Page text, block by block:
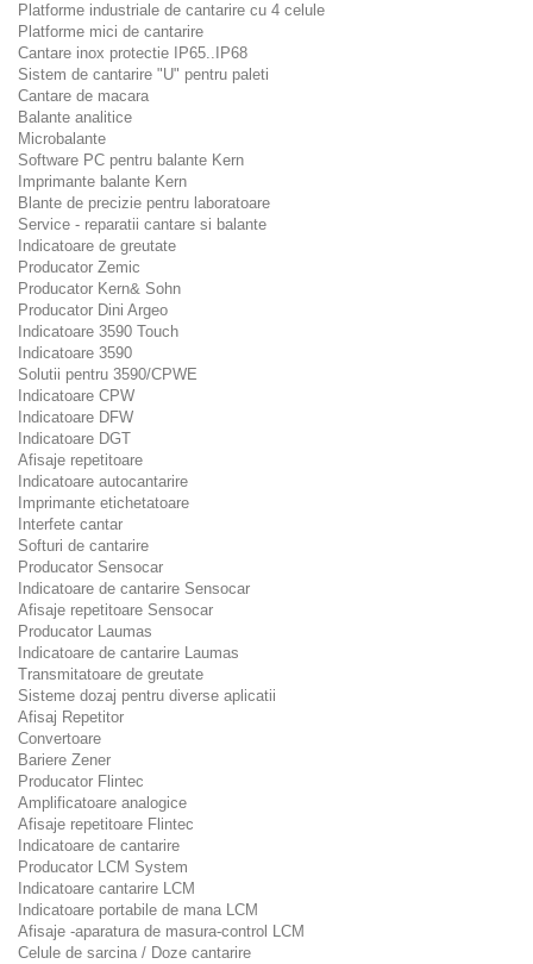
Platforme industriale de cantarire cu 4 celule
Platforme mici de cantarire
Cantare inox protectie IP65..IP68
Sistem de cantarire "U" pentru paleti
Cantare de macara
Balante analitice
Microbalante
Software PC pentru balante Kern
Imprimante balante Kern
Blante de precizie pentru laboratoare
Service - reparatii cantare si balante
Indicatoare de greutate
Producator Zemic
Producator Kern& Sohn
Producator Dini Argeo
Indicatoare 3590 Touch
Indicatoare 3590
Solutii pentru 3590/CPWE
Indicatoare CPW
Indicatoare DFW
Indicatoare DGT
Afisaje repetitoare
Indicatoare autocantarire
Imprimante etichetatoare
Interfete cantar
Softuri de cantarire
Producator Sensocar
Indicatoare de cantarire Sensocar
Afisaje repetitoare Sensocar
Producator Laumas
Indicatoare de cantarire Laumas
Transmitatoare de greutate
Sisteme dozaj pentru diverse aplicatii
Afisaj Repetitor
Convertoare
Bariere Zener
Producator Flintec
Amplificatoare analogice
Afisaje repetitoare Flintec
Indicatoare de cantarire
Producator LCM System
Indicatoare cantarire LCM
Indicatoare portabile de mana LCM
Afisaje -aparatura de masura-control LCM
Celule de sarcina / Doze cantarire